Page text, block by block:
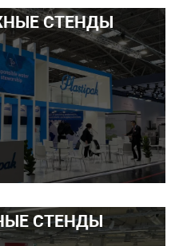
СТЕНДЫ
СТЕНДЫ